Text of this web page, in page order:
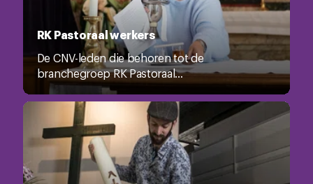
RK Pastoraal werkers
De CNV-leden die behoren tot de
branchegroep RK Pastoraal...